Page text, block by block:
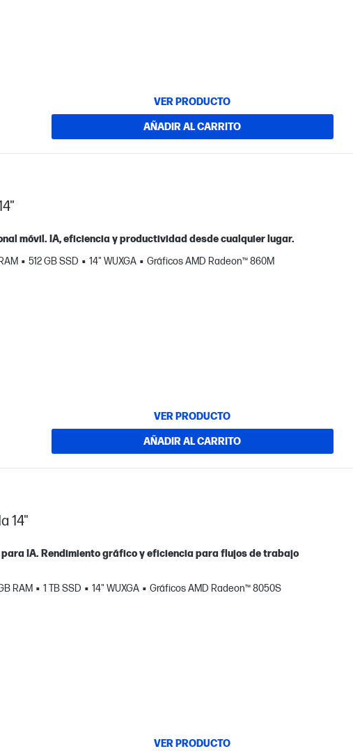
VER PRODUCTO
AÑADIR AL CARRITO
móvil. IA, eficiencia y productividad desde cualquier lugar.
512 GB SSD 14" WUXGA Gráficos AMD Radeon™ 860M
VER PRODUCTO
AÑADIR AL CARRITO
14"
IA. Rendimiento gráfico y eficiencia para flujos de trabajo
RAM 1 TB SSD 14" WUXGA Gráficos AMD Radeon™ 8050S
VER PRODUCTO